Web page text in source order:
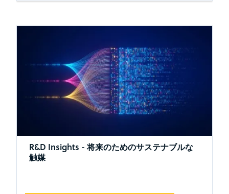
R&D Insights - 将来のためのサステナブルな
触媒